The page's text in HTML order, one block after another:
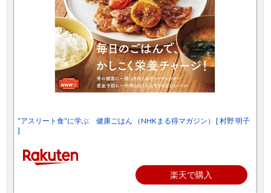
“アスリート食”に学ぶ 健康ごはん （NHKまる得マガジン） [ 村野 明子
]
楽天で購入